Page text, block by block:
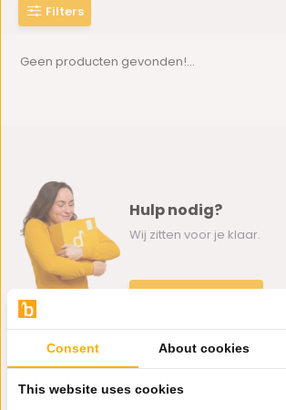
Filters
Geen producten gevonden!...
Hulp nodig?
Wij zitten voor je klaar.
Consent About cookies
This website uses cookies